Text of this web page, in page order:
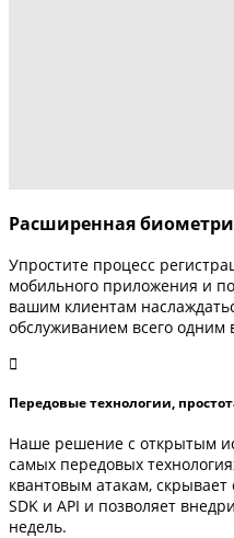
Расширенная
Упростите процесс
мобильного приложения и
вашим клиентам
обслуживанием всего одним
Передовые технологии,
Наше решение с открытым
самых передовых
квантовым атакам,
SDK и API и позволяет
недель.